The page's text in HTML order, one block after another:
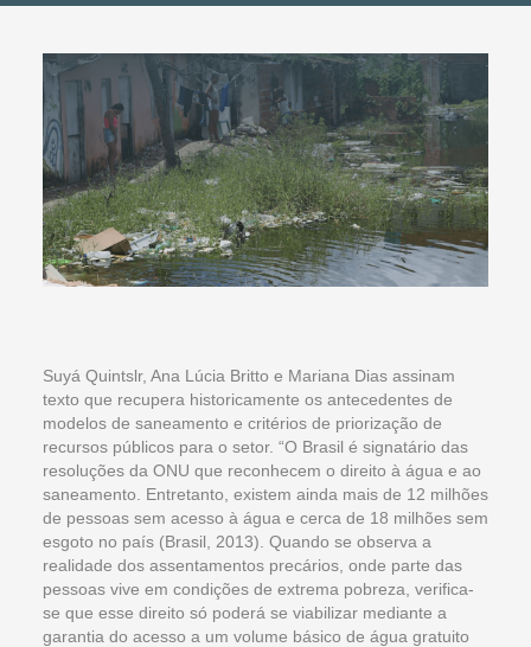
Suyá Quintslr, Ana Lúcia Britto e Mariana Dias assinam
texto que recupera historicamente os antecedentes de
modelos de saneamento e critérios de priorização de
recursos públicos para o setor. “O Brasil é signatário das
resoluções da ONU que reconhecem o direito à água e ao
saneamento. Entretanto, existem ainda mais de 12 milhões
de pessoas sem acesso à água e cerca de 18 milhões sem
esgoto no país (Brasil, 2013). Quando se observa a
realidade dos assentamentos precários, onde parte das
pessoas vive em condições de extrema pobreza, verifica-
se que esse direito só poderá se viabilizar mediante a
garantia do acesso a um volume básico de água gratuito